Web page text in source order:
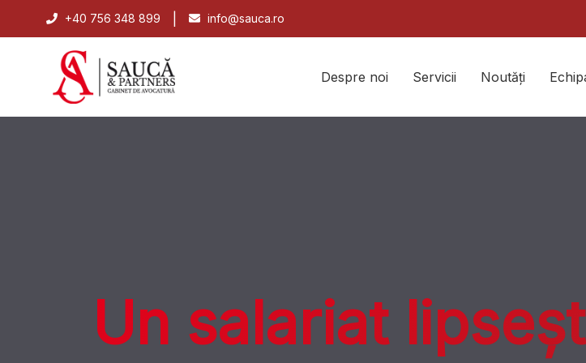
+40 756 348 899 info@sauca.ro
Despre noi Servicii Noutăți
Un salariat